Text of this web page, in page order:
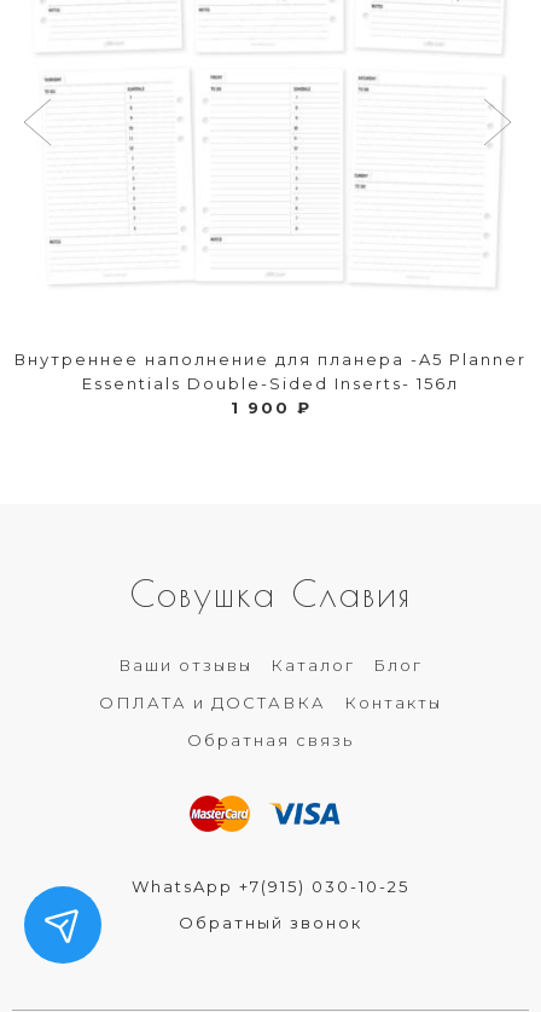
Внутреннее наполнение для планера -A5 Planner
Essentials Double-Sided Inserts- 156л
1 900 ₽
Совушка Славия
Ваши отзывы Каталог
Блог
ОПЛАТА и ДОСТАВКА
Контакты
Обратная связь
WhatsApp +7(915) 030-10-25
Обратный звонок